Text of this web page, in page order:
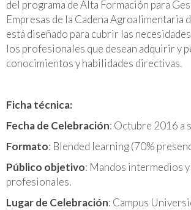
del programa de Alta Formación para
Empresas de la Cadena Agroalimentaria
está diseñado para cubrir las
los profesionales que desean adquirir y
conocimientos y habilidades directivas.
Ficha técnica:
Fecha de Celebración: Octubre 2016 a
Formato: Blended learning (70%
Público objetivo: Mandos intermedios
profesionales.
Lugar de Celebración: Campus